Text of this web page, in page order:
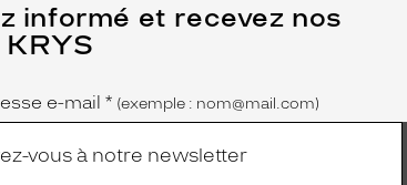
informé et recevez nos
e-mail * (exemple : nom@mail.com)